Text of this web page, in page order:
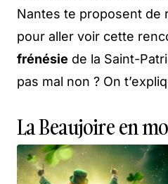
Nantes te proposent de
pour aller voir cette
frénésie de la Saint-
pas mal non ? On
La Beaujoire en